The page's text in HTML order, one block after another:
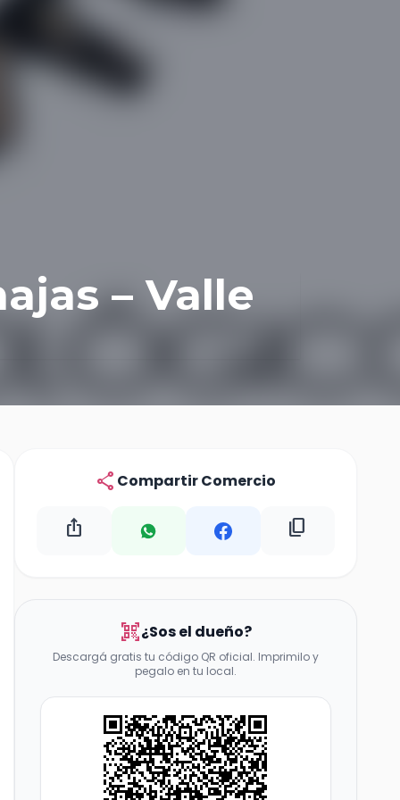
– Valle
share Compartir Comercio
ios_share content_copy
qr_code_scanner¿Sos el dueño?
Descargá gratis tu código QR oficial. Imprimilo y
pegalo en tu local.